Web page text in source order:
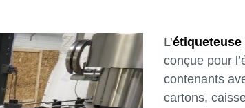
L’étiqueteuse
conçue pour
contenants
cartons,